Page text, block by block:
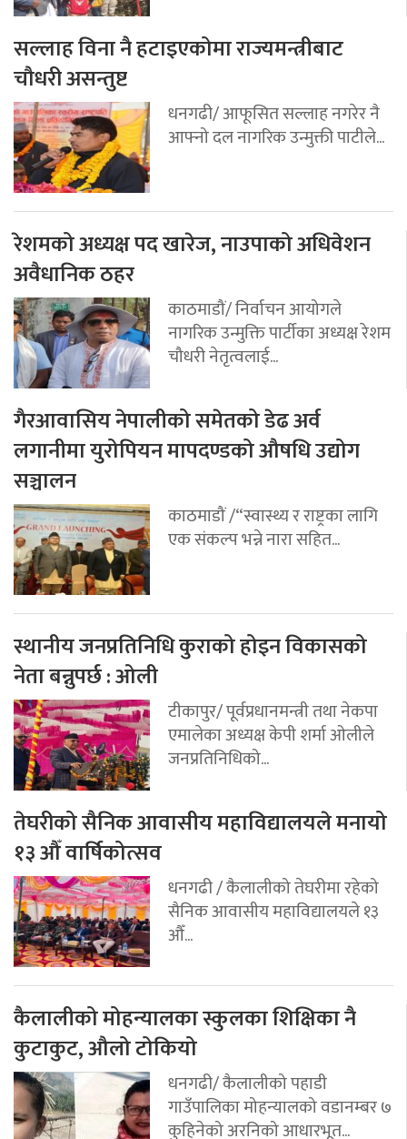
सल्लाह विना नै हटाइएकोमा राज्यमन्त्रीबाट
चौधरी असन्तुष्ट
धनगढी/ आफूसित सल्लाह नगरेर नै
आफ्नो दल नागरिक उन्मुक्ती पाटीले...
रेशमको अध्यक्ष पद खारेज, नाउपाको अधिवेशन
अवैधानिक ठहर
काठमाडौं/ निर्वाचन आयोगले
नागरिक उन्मुक्ति पार्टीका अध्यक्ष रेशम
चौधरी नेतृत्वलाई...
गैरआवासिय नेपालीको समेतको डेढ अर्व
लगानीमा युरोपियन मापदण्डको औषधि उद्योग
सञ्चालन
काठमाडौं /“स्वास्थ्य र राष्ट्रका लागि
एक संकल्प भन्ने नारा सहित...
स्थानीय जनप्रतिनिधि कुराको होइन विकासको
नेता बन्नुपर्छ : ओली
टीकापुर/ पूर्वप्रधानमन्त्री तथा नेकपा
एमालेका अध्यक्ष केपी शर्मा ओलीले
जनप्रतिनिधिको...
तेघरीको सैनिक आवासीय महाविद्यालयले मनायो
१३ औँ वार्षिकोत्सव
धनगढी / कैलालीको तेघरीमा रहेको
सैनिक आवासीय महाविद्यालयले १३
औँ...
कैलालीको मोहन्यालका स्कुलका शिक्षिका नै
कुटाकुट, औलो टोकियो
धनगढी/ कैलालीको पहाडी
गाउँपालिका मोहन्यालको वडानम्बर ७
कुहिनेको अरनिको आधारभूत...